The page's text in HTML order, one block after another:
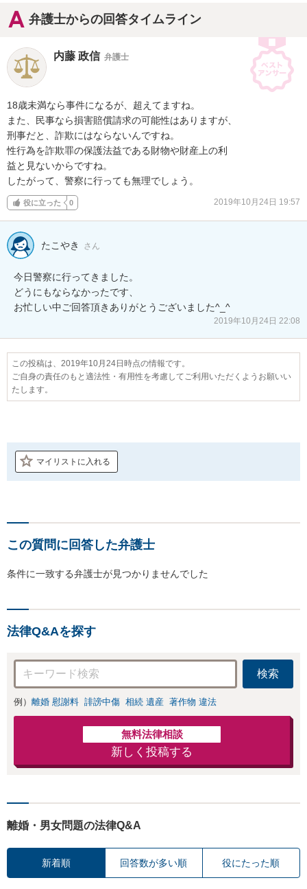
弁護士からの回答タイムライン
内藤 政信 弁護士
18歳未満なら事件になるが、超えてますね。
また、民事なら損害賠償請求の可能性はありますが、
刑事だと、詐欺にはならないんですね。
性行為を詐欺罪の保護法益である財物や財産上の利
益と見ないからですね。
したがって、警察に行っても無理でしょう。
役に立った 0 2019年10月24日 19:57
たこやき さん
今日警察に行ってきました。
どうにもならなかったです、
お忙しい中ご回答頂きありがとうございました^_^
2019年10月24日 22:08
この投稿は、2019年10月24日時点の情報です。
ご自身の責任のもと適法性・有用性を考慮してご利用いただくようお願いい
たします。
マイリストに入れる
この質問に回答した弁護士
条件に一致する弁護士が見つかりませんでした
法律Q&Aを探す
検索
例） 離婚 慰謝料 誹謗中傷 相続 遺産 著作物 違法
無料法律相談
新しく投稿する
離婚・男女問題の法律Q&A
新着順 回答数が多い順 役にたった順